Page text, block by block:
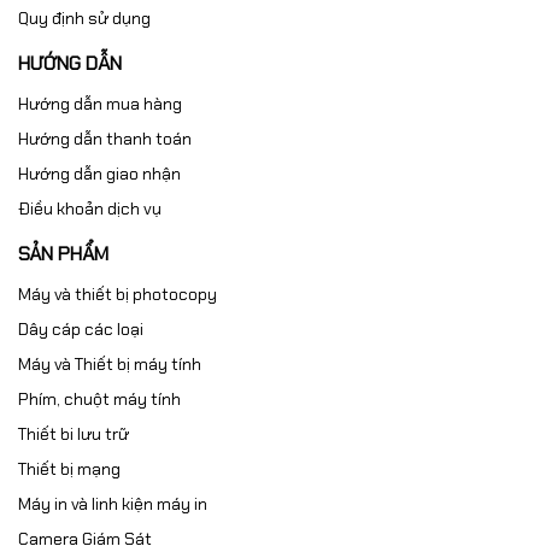
Quy định sử dụng
HƯỚNG DẪN
Hướng dẫn mua hàng
Hướng dẫn thanh toán
Hướng dẫn giao nhận
Điều khoản dịch vụ
SẢN PHẨM
Máy và thiết bị photocopy
Dây cáp các loại
Máy và Thiết bị máy tính
Phím, chuột máy tính
Thiết bi lưu trữ
Thiết bị mạng
Máy in và linh kiện máy in
Camera Giám Sát